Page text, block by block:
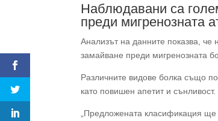
Наблюдавани са
преди мигренозната
Анализът на данните показва, че
замайване преди мигренозната
Различните видове болка също
като повишен апетит и сънливост.
„Предложената класификация